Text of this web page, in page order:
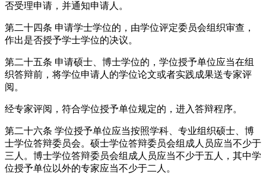
否受理申请，并通知申请人。
第二十四条 申请学士学位的，由学位评定委员会组织审查，
作出是否授予学士学位的决议。
第二十五条 申请硕士、博士学位的，学位授予单位应当在组
织答辩前，将学位申请人的学位论文或者实践成果送专家评
阅。
经专家评阅，符合学位授予单位规定的，进入答辩程序。
第二十六条 学位授予单位应当按照学科、专业组织硕士、博
士学位答辩委员会。硕士学位答辩委员会组成人员应当不少于
三人。博士学位答辩委员会组成人员应当不少于五人，其中学
位授予单位以外的专家应当不少于二人。